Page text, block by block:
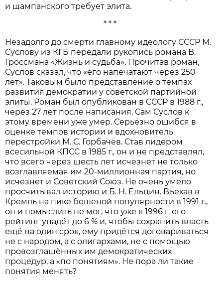
и шампанского требует элита.
* * *
Незадолго до смерти главному идеологу СССР М.
Суслову из КГБ передали рукопись романа В.
Гроссмана «Жизнь и судьба». Прочитав роман,
Суслов сказал, что «его напечатают через 250
лет». Таковым было представление о темпах
развития демократии у советской партийной
элиты. Роман был опубликован в СССР в 1988 г.,
через 27 лет после написания. Сам Суслов к
этому времени уже умер. Серьёзно ошибся в
оценке темпов истории и вдохновитель
перестройки М. С. Горбачёв. Став лидером
всесильной КПСС в 1985 г., он и не представлял,
что всего через шесть лет исчезнет не только
возглавляемая им 20-миллионная партия, но
исчезнет и Советский Союз. Не очень умело
просчитывал историю и Б. Н. Ельцин. Въехав в
Кремль на пике бешеной популярности в 1991 г.,
он и помыслить не мог, что уже к 1996 г. его
рейтинг упадёт до 6 % и, чтобы сохранить власть
ещё на один срок, ему придётся договариваться
не с народом, а с олигархами, не с помощью
провозглашённых им демократических
процедур, а «по понятиям». Не пора ли такие
понятия менять?